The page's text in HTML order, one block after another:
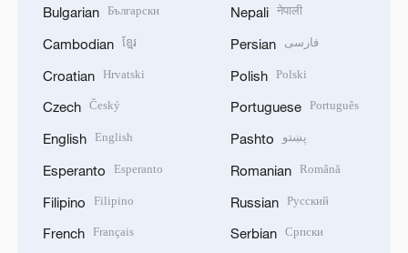
Bulgarian Български
Cambodian ខ្មែរ
Croatian Hrvatski
Czech Český
English English
Esperanto Esperanto
Filipino Filipino
French Français
Nepali नेपाली
Persian فارسی
Polish Polski
Portuguese Português
Pashto پښتو
Romanian Română
Russian Русский
Serbian Српски